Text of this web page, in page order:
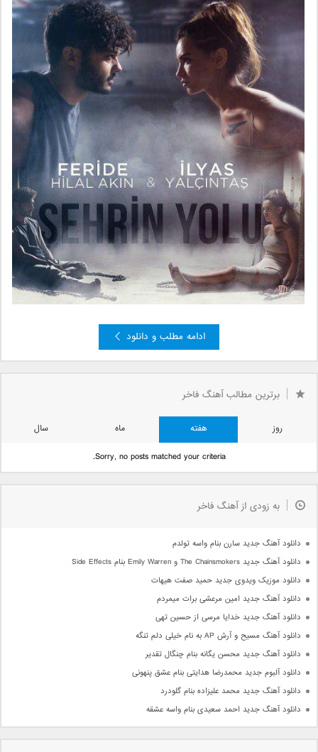
ادامه مطلب و دانلود
برترین مطالب آهنگ فاخر
روز هفته ماه
سال
Sorry, no posts matched your criteria.
به زودی از آهنگ فاخر
دانلود آهنگ جدید سارن بنام واسه تولدم
دانلود آهنگ جدید The Chainsmokers و Emily Warren بنام Side Effects
دانلود موزیک ویدوی جدید حمید صفت هیهات
دانلود آهنگ جدید امین مرعشی برات میمردم
دانلود آهنگ جدید خدایا مرسی از حسین تهی
دانلود آهنگ مسیح و آرش AP به نام خیلی دلم تنگه
دانلود آهنگ جدید محسن یگانه بنام چنگال تقدیر
دانلود آلبوم جدید محمدرضا هدایتی بنام عشق پنهونی
دانلود آهنگ جدید محمد علیزاده بنام گلودرد
دانلود آهنگ جدید احمد سعیدی بنام واسه عشقه